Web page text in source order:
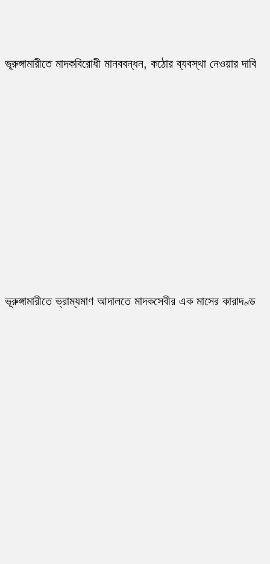
ভূরুঙ্গামারীতে মাদকবিরোধী মানববন্ধন, কঠোর ব্যবস্থা নেওয়ার দাবি
ভূরুঙ্গামারীতে ভ্রাম্যমাণ আদালতে মাদকসেবীর এক মাসের কারাদণ্ড